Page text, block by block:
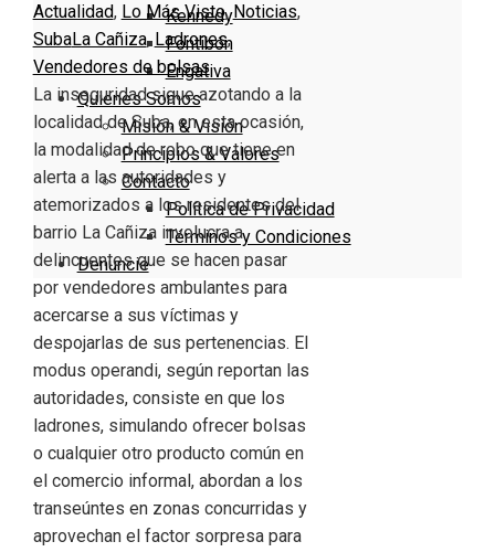
Kennedy
Fontibón
Engativa
Quienes Somos
Misión & Visión
Principios & Valores
Contacto
Política de Privacidad
Términos y Condiciones
Denuncie
Actualidad, Lo Más Visto,Noticias,
SubaLa Cañiza, Ladrones,
Vendedores de bolsas
La inseguridad sigue azotando a la
localidad de Suba, en esta ocasión,
la modalidad de robo que tiene en
alerta a las autoridades y
atemorizados a los residentes del
barrio La Cañiza involucra a
delincuentes que se hacen pasar
por vendedores ambulantes para
acercarse a sus víctimas y
despojarlas de sus pertenencias. El
modus operandi, según reportan las
autoridades, consiste en que los
ladrones, simulando ofrecer bolsas
o cualquier otro producto común en
el comercio informal, abordan a los
transeúntes en zonas concurridas y
aprovechan el factor sorpresa para